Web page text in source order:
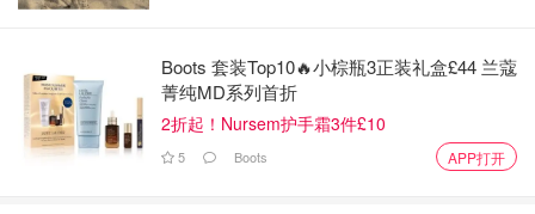
Boots 套装Top10🔥小棕瓶3正装礼盒£44 兰蔻
菁纯MD系列首折
2折起！Nursem护手霜3件£10
5 Boots APP打开